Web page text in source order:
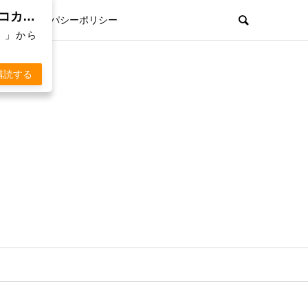
プライパシーポリシー
親孝行欲を刺激するWebマガジン「 KOKARA（コカラ）」から通知を受け取る
」から
読する